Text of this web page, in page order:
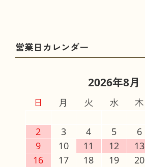
2026年8月
日 月 火 水 木
2
3 4 5 6
9
10 11 12 13
16
17 18 19 20